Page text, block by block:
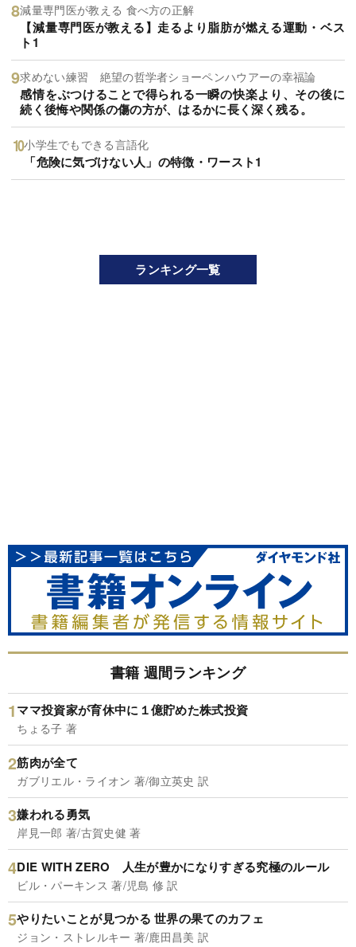
減量専門医が教える 食べ方の正解
【減量専門医が教える】走るより脂肪が燃える運動・ベス
ト1
求めない練習 絶望の哲学者ショーペンハウアーの幸福論
感情をぶつけることで得られる一瞬の快楽より、その後に
続く後悔や関係の傷の方が、はるかに長く深く残る。
小学生でもできる言語化
「危険に気づけない人」の特徴・ワースト1
ランキング一覧
書籍 週間ランキング
ママ投資家が育休中に１億貯めた株式投資
ちょる子 著
筋肉が全て
ガブリエル・ライオン 著/御立英史 訳
嫌われる勇気
岸見一郎 著/古賀史健 著
DIE WITH ZERO 人生が豊かになりすぎる究極のルール
ビル・パーキンス 著/児島 修 訳
やりたいことが見つかる 世界の果てのカフェ
ジョン・ストレルキー 著/鹿田昌美 訳